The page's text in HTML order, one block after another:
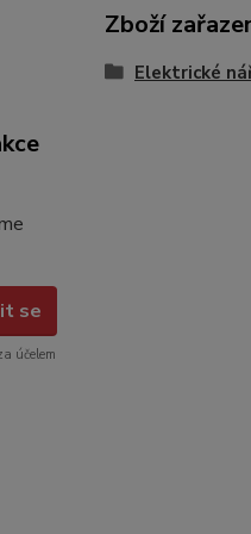
se
účelem
Zboží
Elektrické